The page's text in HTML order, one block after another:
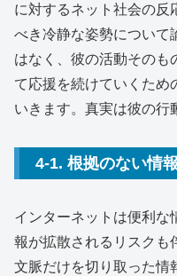
に対するネット社会の反
べき冷静な姿勢について
はなく、彼の活動そのも
て応援を続けていくため
いきます。真実は彼の行
4-1. 根拠のない情
インターネットは便利な
報が拡散されるリスクも
文脈だけを切り取った情